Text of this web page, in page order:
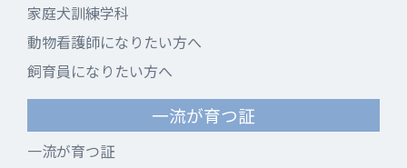
家庭犬訓練学科
動物看護師になりたい方へ
飼育員になりたい方へ
一流が育つ証
一流が育つ証